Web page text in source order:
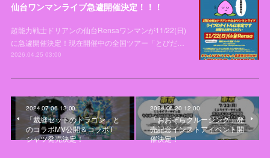
仙台ワンマンライブ急遽開催決定！！！
超能力戦士ドリアンの仙台Rensaワンマンが11/22(日)
に急遽開催決定！現在開催中の全国ツアー「とびだ…
2026.04.25 03:00
2024.07.06 13:00
「裁縫セットのドラゴン」と
のコラボMV公開＆コラボT
シャツ発売決定！
2024.06.20 12:00
「おおぞらクルージング」発
売記念インストアイベント開
催決定！